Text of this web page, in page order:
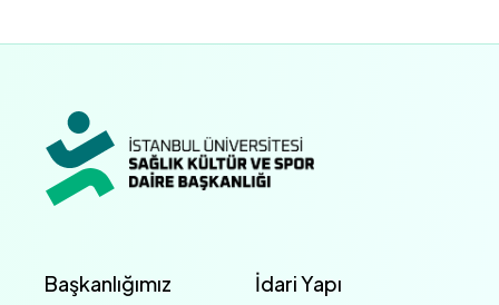
Başkanlığımız İdari Yapı